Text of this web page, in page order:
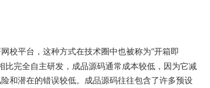
校平台，这种方式在技术圈中也被称为“开箱即
比完全自主研发，成品源码通常成本较低，因为它减
和潜在的错误较低。成品源码往往包含了许多预设